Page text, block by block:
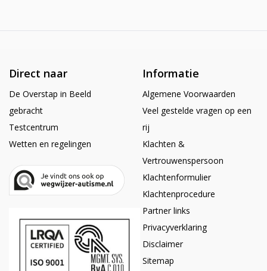
Direct naar
De Overstap in Beeld
gebracht
Testcentrum
Wetten en regelingen
Informatie
Algemene Voorwaarden
Veel gestelde vragen op een
rij
Klachten &
Vertrouwenspersoon
Klachtenformulier
Klachtenprocedure
Partner links
Privacyverklaring
Disclaimer
Sitemap